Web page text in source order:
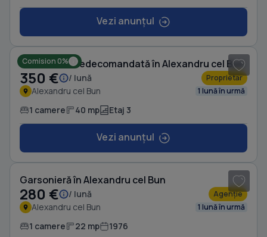
Vezi anunțul
Comision 0%
Garsonieră nedecomandată în Alexandru cel Bun
350 € / lună Proprietar
Alexandru cel Bun 1 lună în urmă
1 camere 40 mp Etaj 3
Vezi anunțul
Garsonieră în Alexandru cel Bun
280 € / lună Agenție
Alexandru cel Bun 1 lună în urmă
1 camere 22 mp 1976